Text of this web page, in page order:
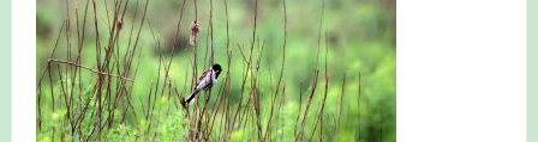
в Республике Башкортостан в 2026 году